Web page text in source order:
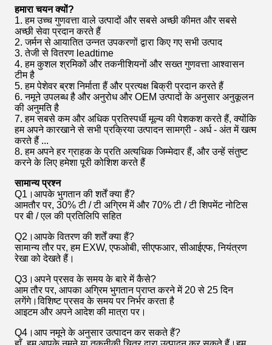
हमारा चयन क्यों?
1. हम उच्च गुणवत्ता वाले उत्पादों और सबसे अच्छी कीमत और सबसे
अच्छी सेवा प्रदान करते हैं
2. जर्मन से आयातित उन्नत उपकरणों द्वारा किए गए सभी उत्पाद
3. तेजी से वितरण leadtime
4. हम कुशल श्रमिकों और तकनीशियनों और सख्त गुणवत्ता आश्वासन
टीम है
5. हम पेशेवर ब्रश निर्माता हैं और प्रत्यक्ष बिक्री प्रदान करते हैं
6. नमूने उपलब्ध है और अनुरोध और OEM उत्पादों के अनुसार अनुकूलन
की अनुमति है
7. हम सबसे कम और अधिक प्रतिस्पर्धी मूल्य की पेशकश करते हैं, क्योंकि
हम अपने कारखाने से सभी प्रक्रिया उत्पादन सामग्री - अर्ध - अंत में खत्म
करते हैं ...
8. हम अपने हर ग्राहक के प्रति अत्यधिक जिम्मेदार हैं, और उन्हें संतुष्ट
करने के लिए हमेशा पूरी कोशिश करते हैं
सामान्य प्रश्न
Q1।आपके भुगतान की शर्तें क्या हैं?
आमतौर पर, 30% टी / टी अग्रिम में और 70% टी / टी शिपमेंट नोटिस
पर बी / एल की प्रतिलिपि सहित
Q2।आपके वितरण की शर्तें क्या हैं?
सामान्य तौर पर, हम EXW, एफओबी, सीएफआर, सीआईएफ, नियंत्रण
रेखा को देखते हैं।
Q3।अपने प्रसव के समय के बारे में कैसे?
आम तौर पर, आपका अग्रिम भुगतान प्राप्त करने में 20 से 25 दिन
लगेंगे।विशिष्ट प्रसव के समय पर निर्भर करता है
आइटम और अपने आदेश की मात्रा पर।
Q4।आप नमूने के अनुसार उत्पादन कर सकते हैं?